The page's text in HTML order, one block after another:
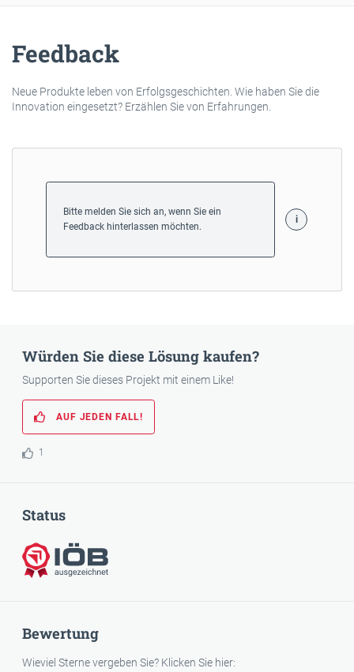
Feedback
Neue Produkte leben von Erfolgsgeschichten. Wie haben Sie die
Innovation eingesetzt? Erzählen Sie von Erfahrungen.
Bitte melden Sie sich an, wenn Sie ein
Feedback hinterlassen möchten.
Würden Sie diese Lösung kaufen?
Supporten Sie dieses Projekt mit einem Like!
AUF JEDEN FALL!
1
Status
IÖB-ausgezeichnet
Bewertung
Wieviel Sterne vergeben Sie? Klicken Sie hier: